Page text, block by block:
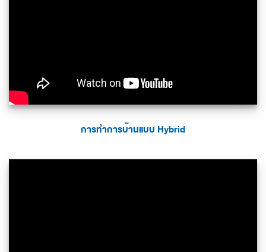
การทำการบ้านแบบ Hybrid